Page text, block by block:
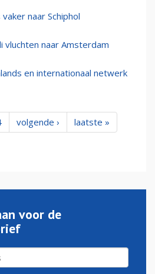
naar Schiphol
vluchten naar Amsterdam
en internationaal netwerk
volgende › laatste »
voor de